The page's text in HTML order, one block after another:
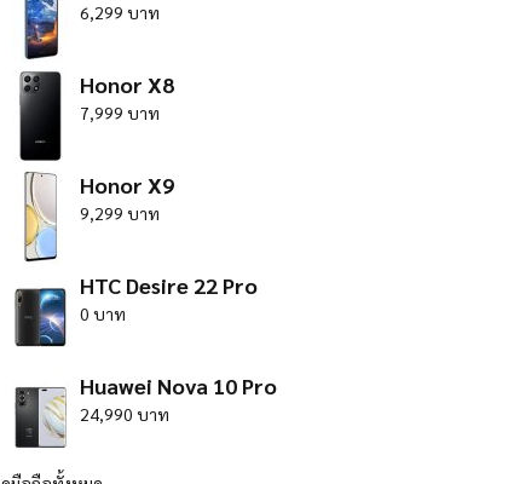
6,299 บาท
Honor X8
7,999 บาท
Honor X9
9,299 บาท
HTC Desire 22 Pro
0 บาท
Huawei Nova 10 Pro
24,990 บาท